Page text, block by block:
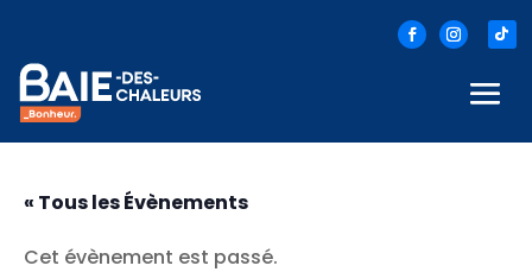
« Tous les Évènements
Cet évènement est passé.